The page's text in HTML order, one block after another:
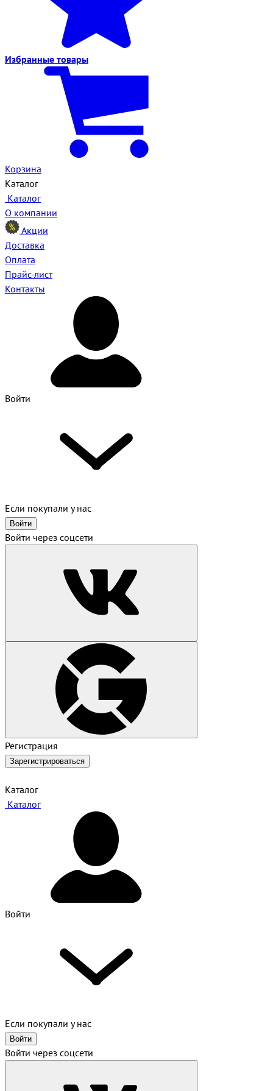
Избранные товары
Корзина
Каталог
Каталог
О компании
Акции
Доставка
Оплата
Прайс-лист
Контакты
Войти
Если покупали у нас
Войти
Войти через соцсети
Регистрация
Зарегистрироваться
Каталог
Каталог
Войти
Если покупали у нас
Войти
Войти через соцсети